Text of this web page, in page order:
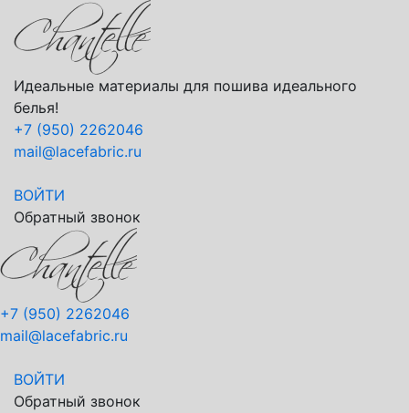
Идеальные материалы для пошива идеального
белья!
+7 (950) 2262046
mail@lacefabric.ru
ВОЙТИ
Обратный звонок
+7 (950) 2262046
mail@lacefabric.ru
ВОЙТИ
Обратный звонок